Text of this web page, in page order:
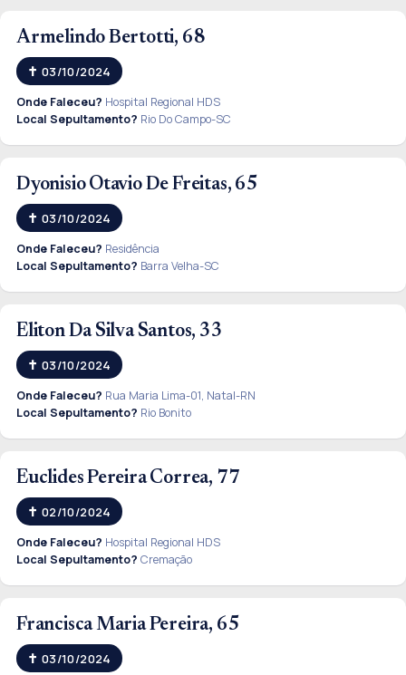
Armelindo Bertotti, 68
03/10/2024
Onde Faleceu? Hospital Regional HDS
Local Sepultamento? Rio Do Campo-SC
Dyonisio Otavio De Freitas, 65
03/10/2024
Onde Faleceu? Residência
Local Sepultamento? Barra Velha-SC
Eliton Da Silva Santos, 33
03/10/2024
Onde Faleceu? Rua Maria Lima-01, Natal-RN
Local Sepultamento? Rio Bonito
Euclides Pereira Correa, 77
02/10/2024
Onde Faleceu? Hospital Regional HDS
Local Sepultamento? Cremação
Francisca Maria Pereira, 65
03/10/2024